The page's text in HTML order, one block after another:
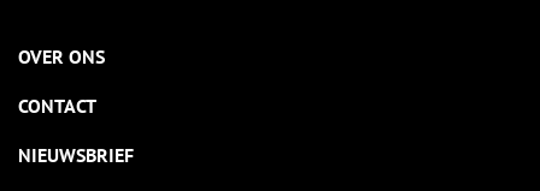
OVER ONS
CONTACT
NIEUWSBRIEF